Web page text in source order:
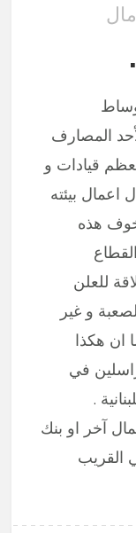
المصارف
قيادات و
بيئته
هذه
للعلن
و غير
ان هكذا
في
.
آخر او بنك
القريب